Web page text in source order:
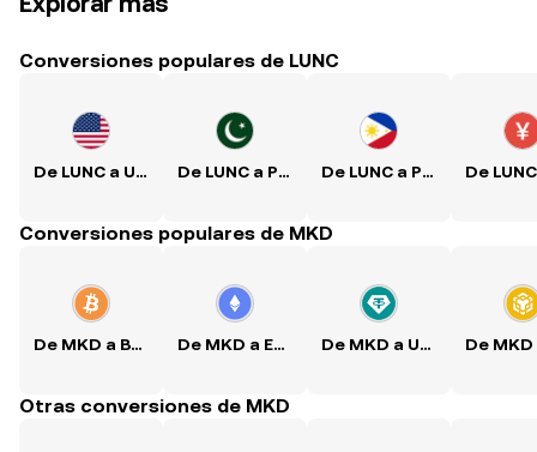
Conversiones populares de LUNC
De LUNC a USD De LUNC a PKR De LUNC a PHP
Conversiones populares de MKD
De MKD a BTC De MKD a ETH De MKD a USDT
Otras conversiones de MKD